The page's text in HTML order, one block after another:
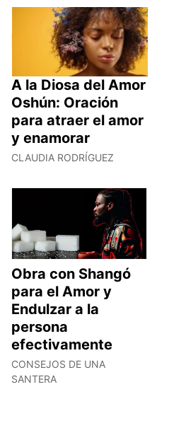
A la Diosa del Amor
Oshún: Oración
para atraer el amor
y enamorar
CLAUDIA RODRÍGUEZ
Obra con Shangó
para el Amor y
Endulzar a la
persona
efectivamente
CONSEJOS DE UNA
SANTERA